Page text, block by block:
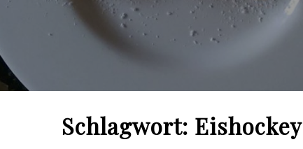
Schlagwort: Eishockey